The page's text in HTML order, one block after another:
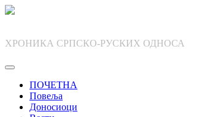
Skip
ХРОНИКА СРПСКО-РУСКИХ ОДНОСА
ПОЧЕТНА
Повеља
Доносиоци